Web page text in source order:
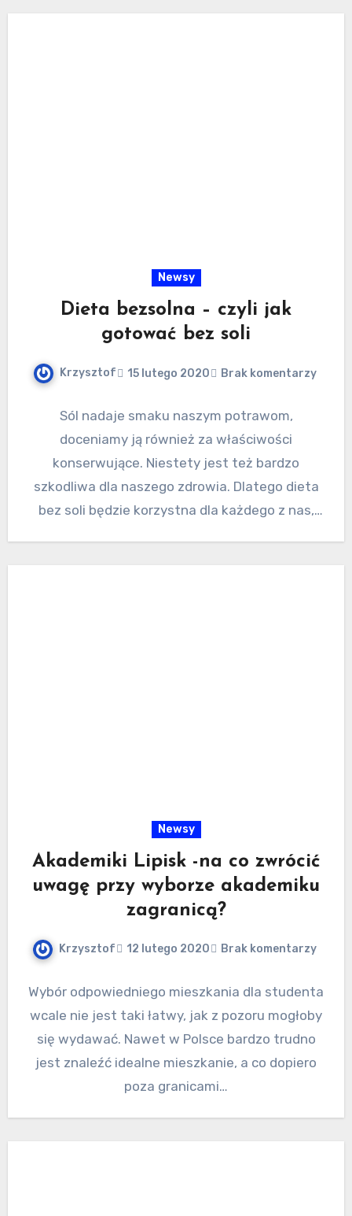
Newsy
Dieta bezsolna – czyli jak
gotować bez soli
Krzysztof 15 lutego 2020 Brak komentarzy
Sól nadaje smaku naszym potrawom,
doceniamy ją również za właściwości
konserwujące. Niestety jest też bardzo
szkodliwa dla naszego zdrowia. Dlatego dieta
bez soli będzie korzystna dla każdego z nas,
Newsy
Akademiki Lipisk -na co zwrócić
uwagę przy wyborze akademiku
zagranicą?
Krzysztof 12 lutego 2020 Brak komentarzy
Wybór odpowiedniego mieszkania dla studenta
wcale nie jest taki łatwy, jak z pozoru mogłoby
się wydawać. Nawet w Polsce bardzo trudno
jest znaleźć idealne mieszkanie, a co dopiero
poza granicami…